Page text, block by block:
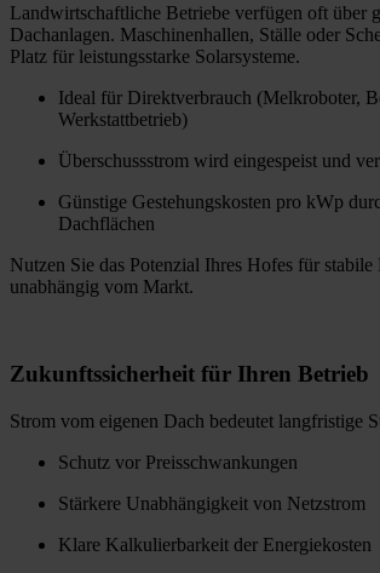
Landwirtschaftliche Betriebe verfügen oft über
Dachanlagen. Maschinenhallen, Ställe oder
Platz für leistungsstarke Solarsysteme.
Ideal für Direktverbrauch (Melkroboter,
Werkstattbetrieb)
Überschussstrom wird eingespeist und
Günstige Gestehungskosten pro kWp
Dachflächen
Nutzen Sie das Potenzial Ihres Hofes für stabile
unabhängig vom Markt.
Zukunftssicherheit für Ihren Betrieb
Strom vom eigenen Dach bedeutet langfristige
Schutz vor Preisschwankungen
Stärkere Unabhängigkeit von Netzstrom
Klare Kalkulierbarkeit der Energiekosten